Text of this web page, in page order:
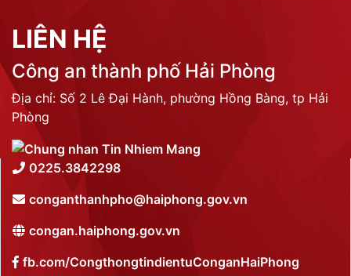
LIÊN HỆ
Công an thành phố Hải Phòng
Địa chỉ: Số 2 Lê Đại Hành, phường Hồng Bàng, tp Hải
Phòng
0225.3842298
conganthanhpho@haiphong.gov.vn
congan.haiphong.gov.vn
fb.com/CongthongtindientuConganHaiPhong